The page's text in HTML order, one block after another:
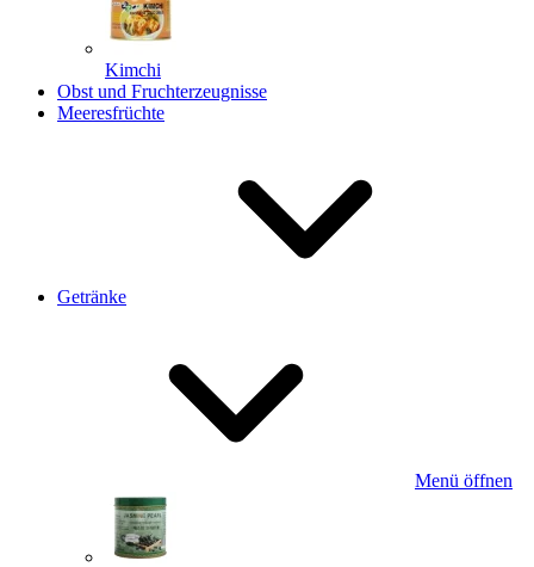
Kimchi
Obst und Fruchterzeugnisse
Meeresfrüchte
Getränke
Menü öffnen